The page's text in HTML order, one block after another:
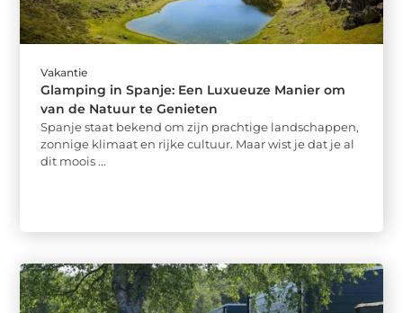
Vakantie
Glamping in Spanje: Een Luxueuze Manier om
van de Natuur te Genieten
Spanje staat bekend om zijn prachtige landschappen,
zonnige klimaat en rijke cultuur. Maar wist je dat je al
dit moois ...